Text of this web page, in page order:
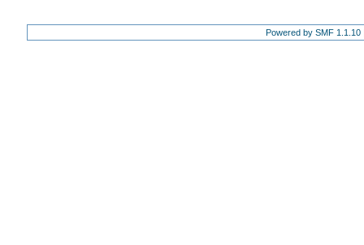
Powered by SMF 1.1.10